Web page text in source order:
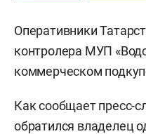
Оперативники
контролера МУП
коммерческом
Как сообщает пресс-
обратился владелец